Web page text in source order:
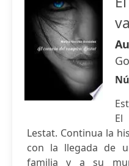
El
Lestat. Continua la
con la llegada de
familia y a su